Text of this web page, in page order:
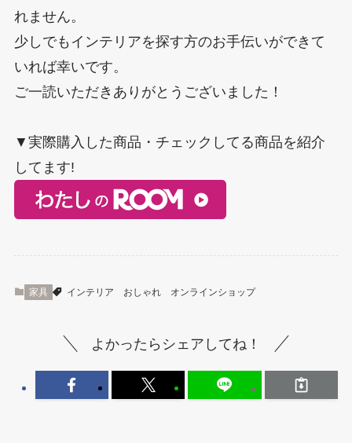
れません。
少しでもインテリアを探す方のお手伝いができて
いれば幸いです。
ご一読いただきありがとうございました！
▼実際購入した商品・チェックしてる商品を紹介
してます!
家具 インテリア おしゃれ オンラインショップ
よかったらシェアしてね！